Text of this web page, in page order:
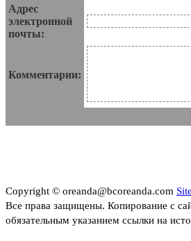
Адрес
электронной
почты:
Комментарии:
Copyright © oreanda@bcoreanda.com
Все права защищены. Копирование с
обязательным указанием ссылки на